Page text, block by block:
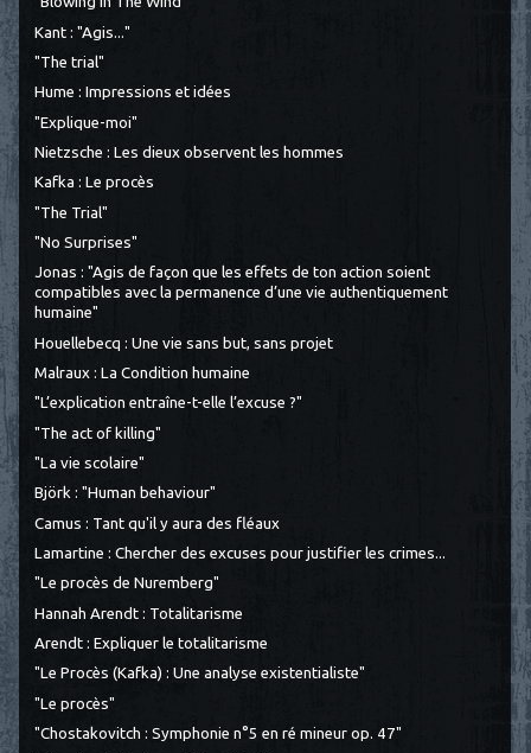
Kant : "Agis..."
"The trial"
Hume : Impressions et idées
"Explique-moi"
Nietzsche : Les dieux observent les hommes
Kafka : Le procès
"The Trial"
"No Surprises"
Jonas : "Agis de façon que les effets de ton action soient
compatibles avec la permanence d’une vie authentiquement
humaine"
Houellebecq : Une vie sans but, sans projet
Malraux : La Condition humaine
"L’explication entraîne-t-elle l’excuse ?"
"The act of killing"
"La vie scolaire"
Björk : "Human behaviour"
Camus : Tant qu'il y aura des fléaux
Lamartine : Chercher des excuses pour justifier les crimes...
"Le procès de Nuremberg"
Hannah Arendt : Totalitarisme
Arendt : Expliquer le totalitarisme
"Le Procès (Kafka) : Une analyse existentialiste"
"Le procès"
"Chostakovitch : Symphonie n°5 en ré mineur op. 47"